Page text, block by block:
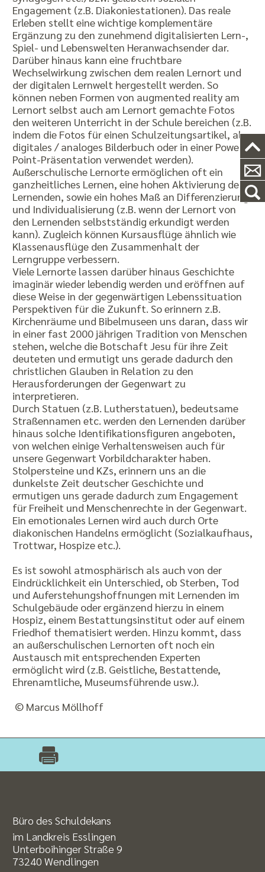
Engagement (z.B. Diakoniestationen). Das reale
Erleben stellt eine wichtige komplementäre
Ergänzung zu den zunehmend digitalisierten Lern-,
Spiel- und Lebenswelten Heranwachsender dar.
Darüber hinaus kann eine fruchtbare
Wechselwirkung zwischen dem realen Lernort und
der digitalen Lernwelt hergestellt werden. So
können neben Formen von augmented reality am
Lernort selbst auch am Lernort gemachte Fotos
den weiteren Unterricht in der Schule bereichen (z.B.
indem die Fotos für einen Schulzeitungsartikel, als
digitales / analoges Bilderbuch oder in einer Power-
Point-Präsentation verwendet werden).
Außerschulische Lernorte ermöglichen oft ein
ganzheitliches Lernen, eine hohen Aktivierung der
Lernenden, sowie ein hohes Maß an Differenzierung
und Individualisierung (z.B. wenn der Lernort von
den Lernenden selbstständig erkundigt werden
kann). Zugleich können Kursausflüge ähnlich wie
Klassenausflüge den Zusammenhalt der
Lerngruppe verbessern.
Viele Lernorte lassen darüber hinaus Geschichte
imaginär wieder lebendig werden und eröffnen auf
diese Weise in der gegenwärtigen Lebenssituation
Perspektiven für die Zukunft. So erinnern z.B.
Kirchenräume und Bibelmuseen uns daran, dass wir
in einer fast 2000 jährigen Tradition von Menschen
stehen, welche die Botschaft Jesu für ihre Zeit
deuteten und ermutigt uns gerade dadurch den
christlichen Glauben in Relation zu den
Herausforderungen der Gegenwart zu
interpretieren.
Durch Statuen (z.B. Lutherstatuen), bedeutsame
Straßennamen etc. werden den Lernenden darüber
hinaus solche Identifikationsfiguren angeboten,
von welchen einige Verhaltensweisen auch für
unsere Gegenwart Vorbildcharakter haben.
Stolpersteine und KZs, erinnern uns an die
dunkelste Zeit deutscher Geschichte und
ermutigen uns gerade dadurch zum Engagement
für Freiheit und Menschenrechte in der Gegenwart.
Ein emotionales Lernen wird auch durch Orte
diakonischen Handelns ermöglicht (Sozialkaufhaus,
Trottwar, Hospize etc.).
Es ist sowohl atmosphärisch als auch von der
Eindrücklichkeit ein Unterschied, ob Sterben, Tod
und Auferstehungshoffnungen mit Lernenden im
Schulgebäude oder ergänzend hierzu in einem
Hospiz, einem Bestattungsinstitut oder auf einem
Friedhof thematisiert werden. Hinzu kommt, dass
an außerschulischen Lernorten oft noch ein
Austausch mit entsprechenden Experten
ermöglicht wird (z.B. Geistliche, Bestattende,
Ehrenamtliche, Museumsführende usw.).
© Marcus Möllhoff
Büro des Schuldekans
im Landkreis Esslingen
Unterboihinger Straße 9
73240 Wendlingen